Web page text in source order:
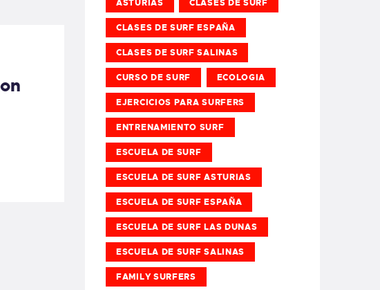
ASTURIAS CLASES DE SURF
CLASES DE SURF ESPAÑA
CLASES DE SURF SALINAS
CURSO DE SURF ECOLOGIA
EJERCICIOS PARA SURFERS
ENTRENAMIENTO SURF
ESCUELA DE SURF
ESCUELA DE SURF ASTURIAS
ESCUELA DE SURF ESPAÑA
ESCUELA DE SURF LAS DUNAS
ESCUELA DE SURF SALINAS
FAMILY SURFERS